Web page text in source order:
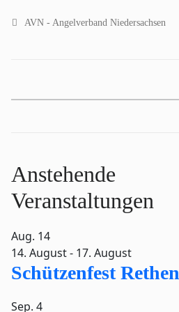
AVN - Angelverband Niedersachsen
Anstehende
Veranstaltungen
Aug. 14
14. August- 17. August
Schützenfest Rethen
Sep. 4